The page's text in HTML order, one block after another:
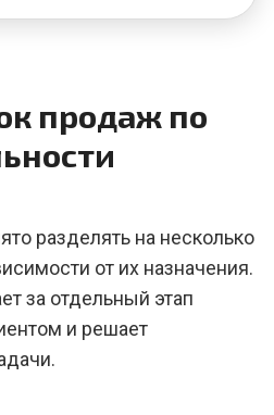
продаж по
разделять на несколько
от их назначения.
за отдельный этап
и решает